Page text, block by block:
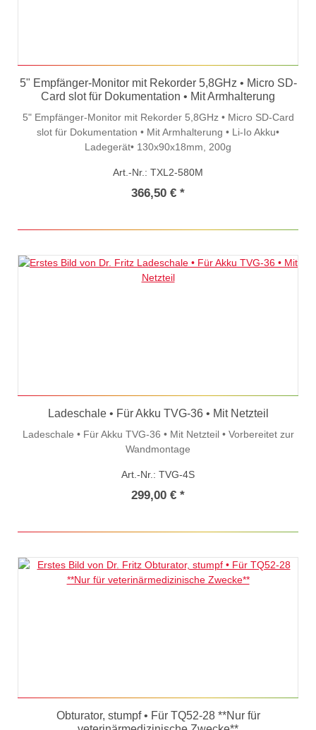
5" Empfänger-Monitor mit Rekorder 5,8GHz • Micro SD-
Card slot für Dokumentation • Mit Armhalterung
5" Empfänger-Monitor mit Rekorder 5,8GHz • Micro SD-Card
slot für Dokumentation • Mit Armhalterung • Li-Io Akku•
Ladegerät• 130x90x18mm, 200g
Art.-Nr.: TXL2-580M
366,50 € *
Ladeschale • Für Akku TVG-36 • Mit Netzteil
Ladeschale • Für Akku TVG-36 • Mit Netzteil • Vorbereitet zur
Wandmontage
Art.-Nr.: TVG-4S
299,00 € *
Obturator, stumpf • Für TQ52-28 **Nur für